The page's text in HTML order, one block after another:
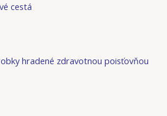
cestá
hradené zdravotnou poisťovňou